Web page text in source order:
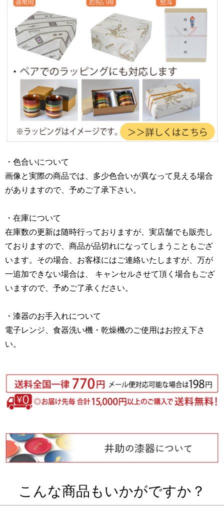
・色合いについて
画像と実際の商品では、多少色合いが異なって見える場合
がありますので、予めご了承下さい。
・在庫について
在庫数の更新は随時行っておりますが、実店舗でも販売し
ておりますので、商品が品切れになってしまうこともござ
います。その場合、お客様にはご連絡いたしますが、万が
一追加できない場合は、 キャンセルさせて頂く場合もござ
いますので、予めご了承ください。
・漆器のお手入れについて
電子レンジ、食器洗い機・乾燥機のご使用はお控え下さ
い。
こんな商品もいかがですか？